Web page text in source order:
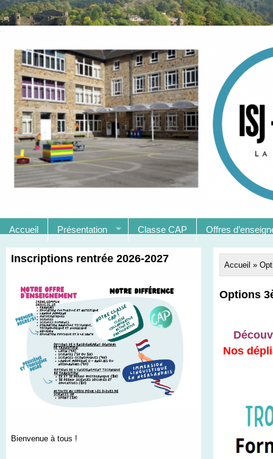
Accueil Présentation Classe CAP Offres
Inscriptions rentrée 2026-2027
Bienvenue à tous !
Accueil »
Options
Nos